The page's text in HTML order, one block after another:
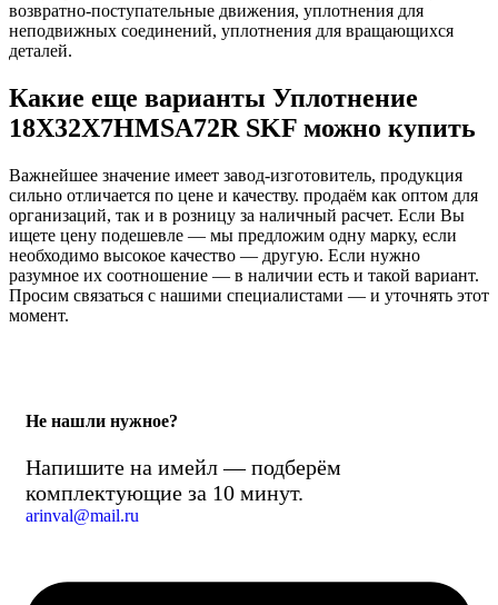
возвратно-поступательные движения, уплотнения для
неподвижных соединений, уплотнения для вращающихся
деталей.
Какие еще варианты Уплотнение
18X32X7HMSA72R SKF можно купить
Важнейшее значение имеет завод-изготовитель, продукция
сильно отличается по цене и качеству. продаём как оптом для
организаций, так и в розницу за наличный расчет. Если Вы
ищете цену подешевле — мы предложим одну марку, если
необходимо высокое качество — другую. Если нужно
разумное их соотношение — в наличии есть и такой вариант.
Просим связаться с нашими специалистами — и уточнять этот
момент.
Не нашли нужное?
Напишите на имейл — подберём
комплектующие за 10 минут.
arinval@mail.ru